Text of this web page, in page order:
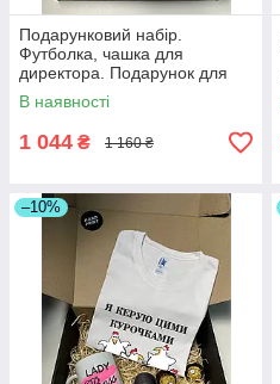
Подарунковий набір.
Футболка, чашка для
директора. Подарунок для
директора
В наявності
1 044 ₴ 1 160 ₴
–10%